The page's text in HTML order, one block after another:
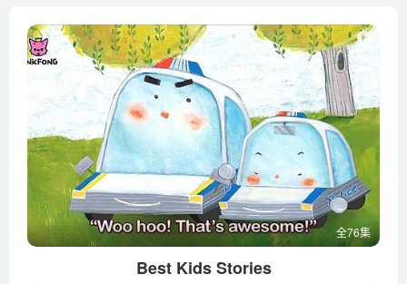
全76集
Best Kids Stories